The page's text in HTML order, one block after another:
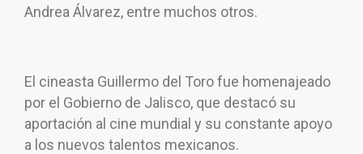
Andrea Álvarez, entre muchos otros.
El cineasta Guillermo del Toro fue homenajeado
por el Gobierno de Jalisco, que destacó su
aportación al cine mundial y su constante apoyo
a los nuevos talentos mexicanos.